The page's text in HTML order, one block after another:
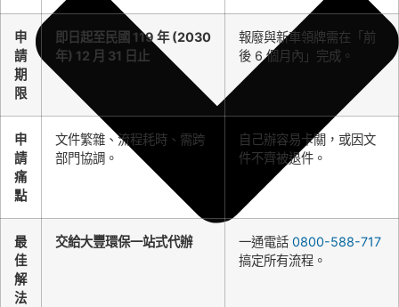
申
請
期
限
即日起至民國 119 年 (2030
年) 12 月 31 日止
報廢與新車領牌需在「前
後 6 個月內」完成。
申
請
痛
點
文件繁雜、流程耗時、需跨
部門協調。
自己辦容易卡關，或因文
件不齊被退件。
最
佳
解
法
交給大豐環保一站式代辦 一通電話 0800-588-717
搞定所有流程。